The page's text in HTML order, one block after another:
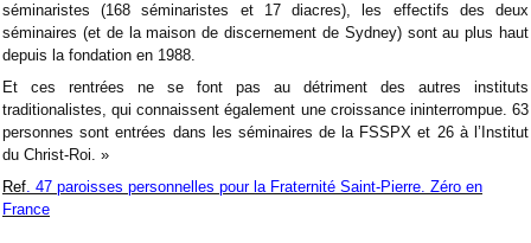
séminaristes (168 séminaristes et 17 diacres), les effectifs des deux
séminaires (et de la maison de discernement de Sydney) sont au plus haut
depuis la fondation en 1988.
Et ces rentrées ne se font pas au détriment des autres instituts
traditionalistes, qui connaissent également une croissance ininterrompue. 63
personnes sont entrées dans les séminaires de la FSSPX et 26 à l’Institut
du Christ-Roi. »
Ref. 47 paroisses personnelles pour la Fraternité Saint-Pierre. Zéro en
France